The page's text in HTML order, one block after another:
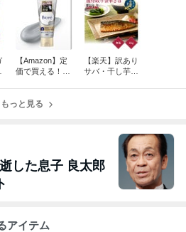
【Amazon】定
価で買える！ビ
クレイ洗顔
【楽天】訳あり
サバ・干し芋な
もっと見る
した息子 良太郎
アイテム